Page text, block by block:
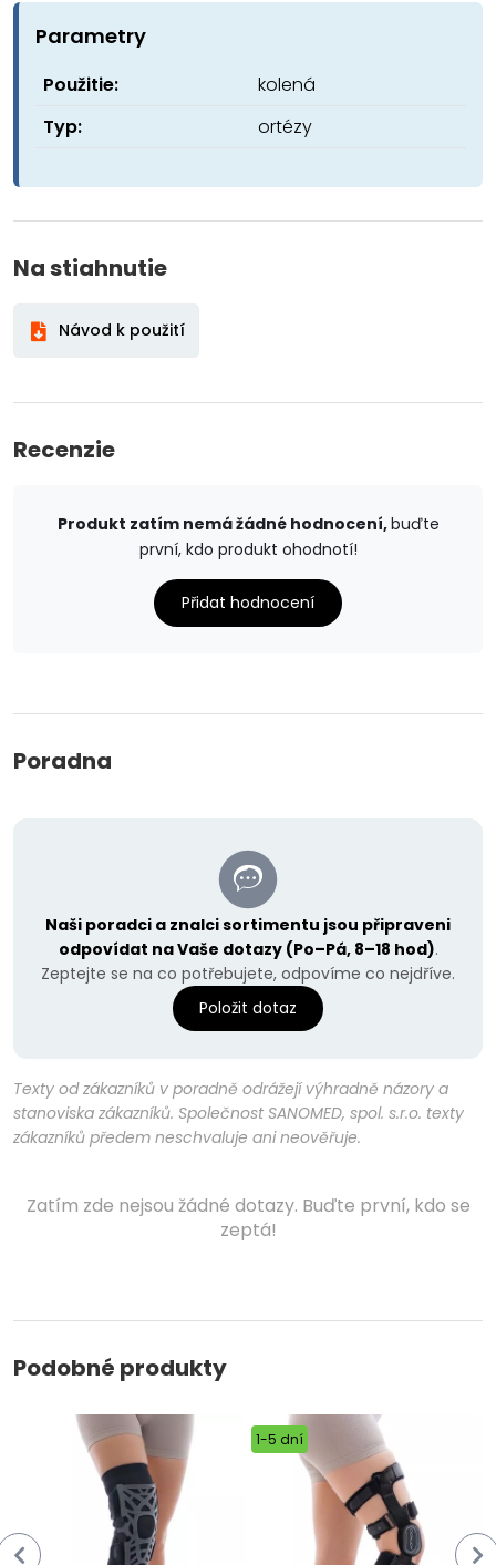
Parametry
Použitie:
kolená
Typ:
ortézy
Na stiahnutie
Návod k použití
Recenzie
Produkt zatím nemá žádné hodnocení,buďte
první, kdo produkt ohodnotí!
Přidat hodnocení
Poradna
Naši poradci a znalci sortimentu jsou připraveni
odpovídat na Vaše dotazy (Po–Pá, 8–18 hod).
Zeptejte se na co potřebujete, odpovíme co nejdříve.
Položit dotaz
Texty od zákazníků v poradně odrážejí výhradně názory a
stanoviska zákazníků. Společnost SANOMED, spol. s.r.o. texty
zákazníků předem neschvaluje ani neověřuje.
Zatím zde nejsou žádné dotazy. Buďte první, kdo se
zeptá!
Podobné produkty
1-5 dní